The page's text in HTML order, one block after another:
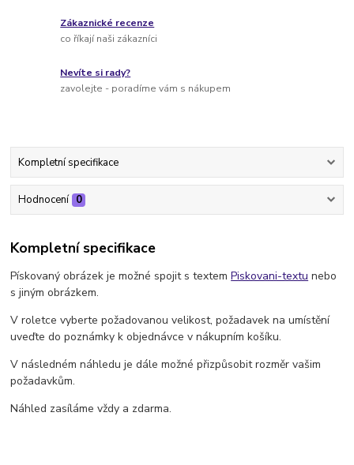
Zákaznické recenze
co říkají naši zákazníci
Nevíte si rady?
zavolejte - poradíme vám s nákupem
Kompletní specifikace
Hodnocení 0
Kompletní specifikace
Pískovaný obrázek je možné spojit s textemPiskovani-textu nebo
s jiným obrázkem.
V roletce vyberte požadovanou velikost, požadavek na umístění
uveďte do poznámky k objednávce v nákupním košíku.
V následném náhledu je dále možné přizpůsobit rozměr vašim
požadavkům.
Náhled zasíláme vždy a zdarma.